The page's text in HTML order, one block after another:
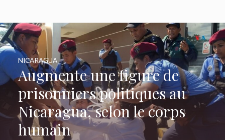
Augmente une figure de
prisonniers politiques au
Nicaragua, selon le corps
humain
NICARAGUA